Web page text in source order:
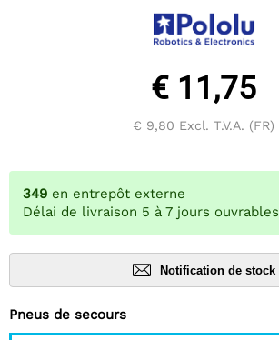
€ 11,75
€ 9,80 Excl. T.V.A. (FR)
349 en entrepôt externe
Délai de livraison 5 à 7 jours ouvrables
Notification de stock
Pneus de secours